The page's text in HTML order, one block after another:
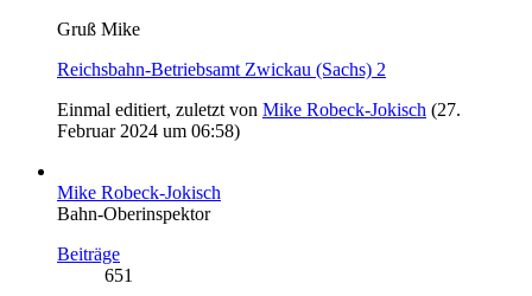
Gruß Mike
Reichsbahn-Betriebsamt Zwickau (Sachs) 2
Einmal editiert, zuletzt von Mike Robeck-Jokisch (27.
Februar 2024 um 06:58)
Mike Robeck-Jokisch
Bahn-Oberinspektor
Beiträge
651